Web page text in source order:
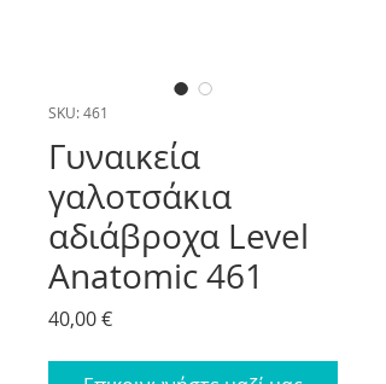
SKU: 461
Γυναικεία
γαλοτσάκια
αδιάβροχα Level
Anatomic 461
40,00 €Price